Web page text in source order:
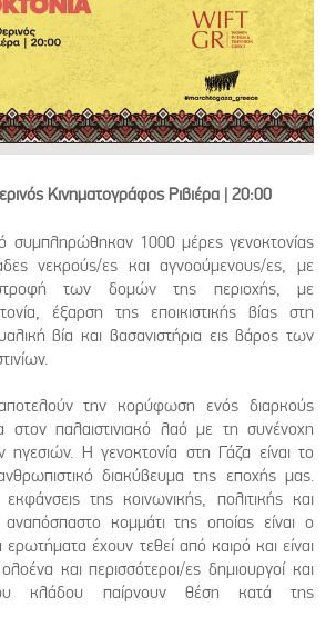
Κινηματογράφος Ριβιέρα | 20:00
συμπληρώθηκαν 1000 μέρες γενοκτονίας
νεκρούς/ες και αγνοούμενους/ες, με
των δομών της περιοχής, με
έξαρση της εποικιστικής βίας στη
βία και βασανιστήρια εις βάρος των
την κορύφωση ενός διαρκούς
στον παλαιστινιακό λαό με τη συνένοχη
Η γενοκτονία στη Γάζα είναι το
διακύβευμα της εποχής μας.
της κοινωνικής, πολιτικής και
αναπόσπαστο κομμάτι της οποίας είναι ο
έχουν τεθεί από καιρό και είναι
και περισσότεροι/ες δημιουργοί και
κλάδου παίρνουν θέση κατά της